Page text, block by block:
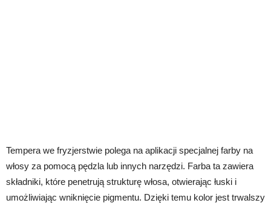
Tempera we fryzjerstwie polega na aplikacji specjalnej farby na
włosy za pomocą pędzla lub innych narzędzi. Farba ta zawiera
składniki, które penetrują strukturę włosa, otwierając łuski i
umożliwiając wniknięcie pigmentu. Dzięki temu kolor jest trwalszy